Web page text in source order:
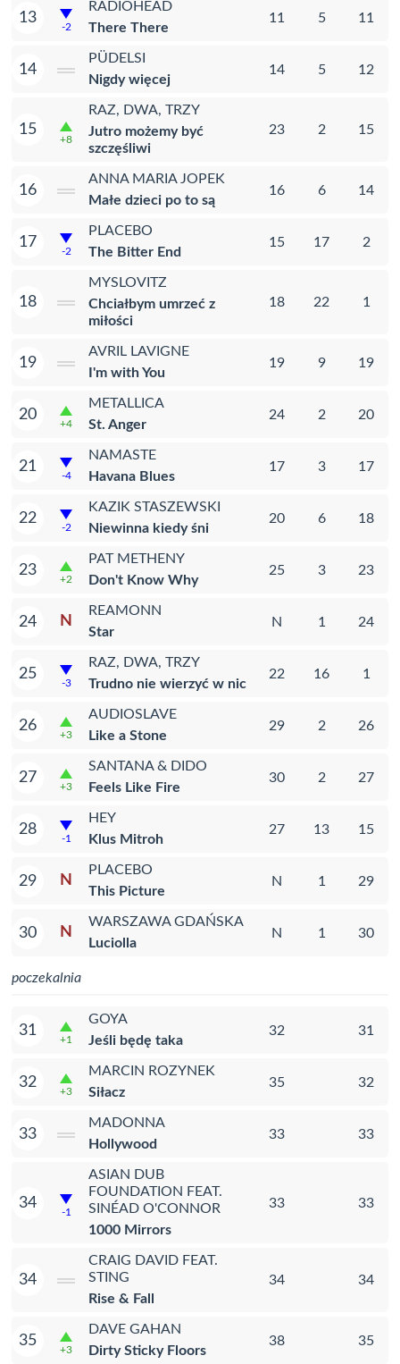
13
-2
RADIOHEAD
There There
11 5 11
14
PÜDELSI
Nigdy więcej
14 5 12
15
+8
RAZ, DWA, TRZY
Jutro możemy być
szczęśliwi
23 2 15
16
ANNA MARIA JOPEK
Małe dzieci po to są
16 6 14
17
-2
PLACEBO
The Bitter End
15 17 2
18
MYSLOVITZ
Chciałbym umrzeć z
miłości
18 22 1
19
AVRIL LAVIGNE
I'm with You
19 9 19
20
+4
METALLICA
St. Anger
24 2 20
21
-4
NAMASTE
Havana Blues
17 3 17
22
-2
KAZIK STASZEWSKI
Niewinna kiedy śni
20 6 18
23
+2
PAT METHENY
Don't Know Why
25 3 23
24 N
REAMONN
Star
N 1 24
25
-3
RAZ, DWA, TRZY
Trudno nie wierzyć w nic
22 16 1
26
+3
AUDIOSLAVE
Like a Stone
29 2 26
27
+3
SANTANA & DIDO
Feels Like Fire
30 2 27
28
-1
HEY
Klus Mitroh
27 13 15
29 N
PLACEBO
This Picture
N 1 29
30 N
WARSZAWA GDAŃSKA
Luciolla
N 1 30
poczekalnia
31
+1
GOYA
Jeśli będę taka
32 31
32
+3
MARCIN ROZYNEK
Siłacz
35 32
33
MADONNA
Hollywood
33 33
34
-1
ASIAN DUB
FOUNDATION FEAT.
SINÉAD O'CONNOR
1000 Mirrors
33 33
34
CRAIG DAVID FEAT.
STING
Rise & Fall
34 34
35
+3
DAVE GAHAN
Dirty Sticky Floors
38 35